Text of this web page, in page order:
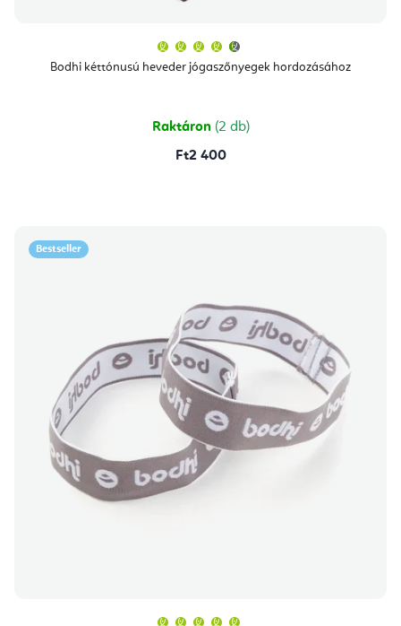
Bodhi kéttónusú heveder jógaszőnyegek hordozásához
átlagos
értékelése
csillag.
Raktáron (2 db)
Ft2 400
Bestseller